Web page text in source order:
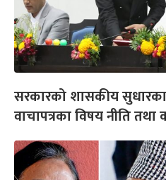
सरकारको शासकीय सुधारका
वाचापत्रका विषय नीति तथा